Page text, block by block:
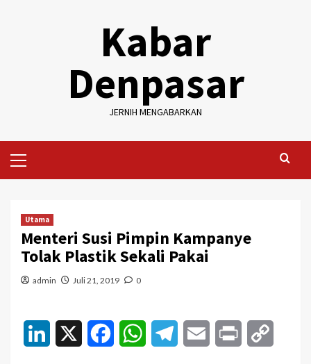
Kabar
Denpasar
JERNIH MENGABARKAN
Menu
Utama
Menteri Susi Pimpin Kampanye
Tolak Plastik Sekali Pakai
admin Juli 21, 2019 0
LinkedIn FacebookWhatsAppTelegramEmail Print